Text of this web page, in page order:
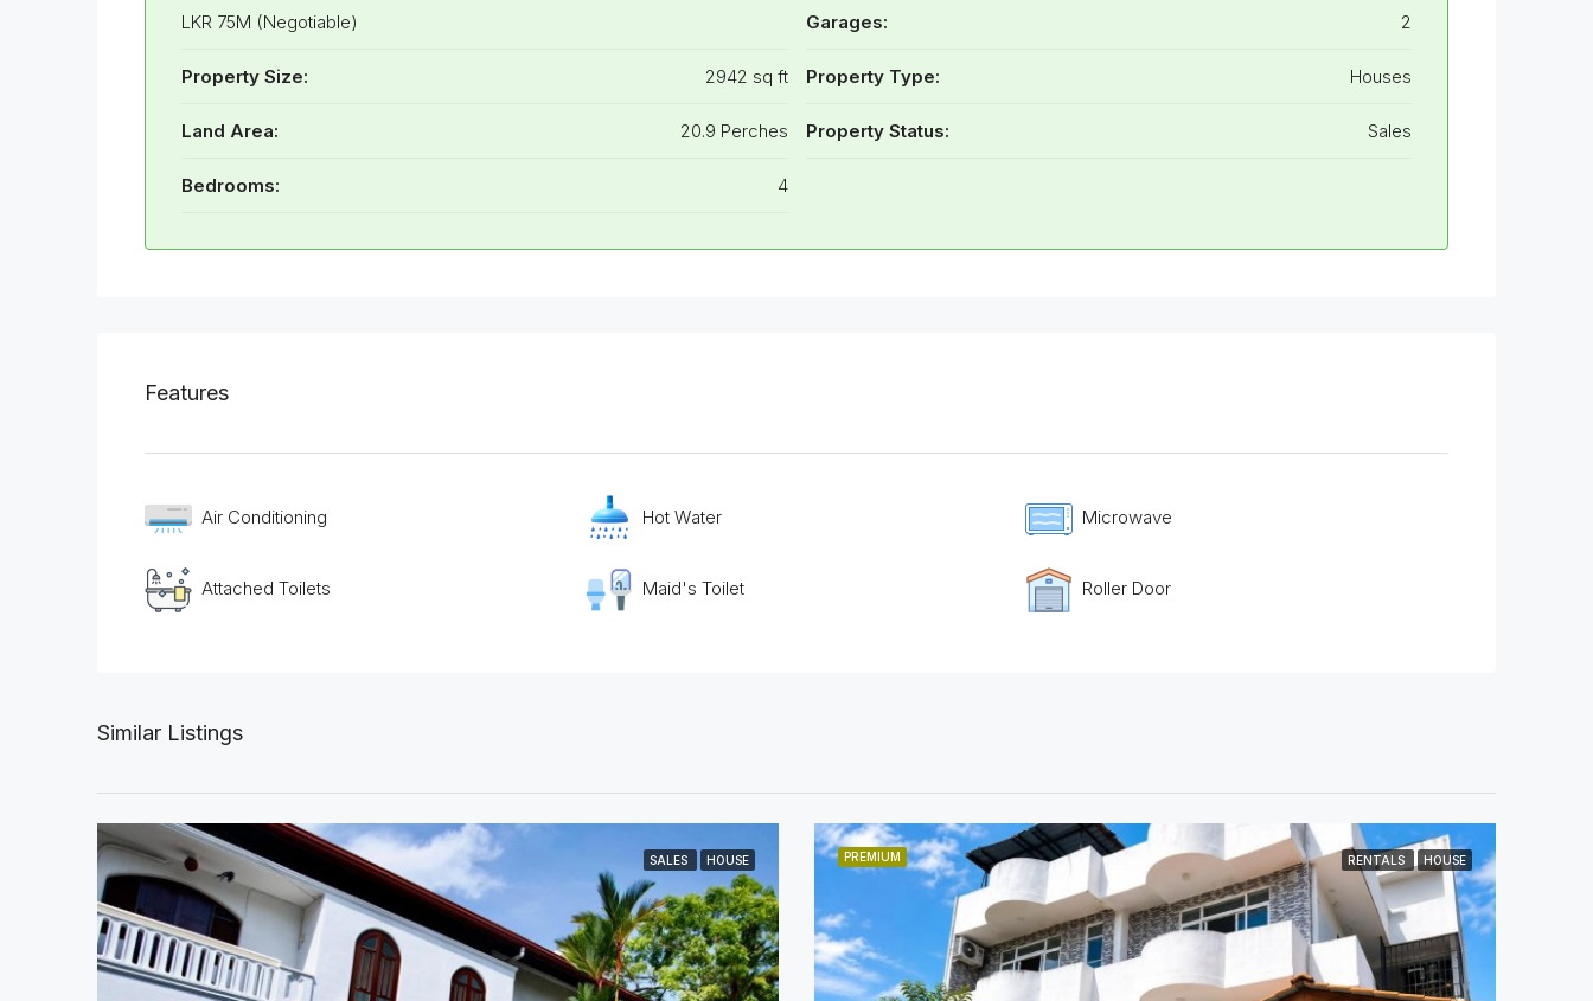
LKR 75M (Negotiable)
Property Size: 2942 sq ft
Land Area: 20.9 Perches
Bedrooms: 4
Garages: 2
Property Type: Houses
Property Status: Sales
Features
Air Conditioning
Attached Toilets
Hot Water
Maid's Toilet
Microwave
Roller Door
Similar Listings
SALES HOUSE PREMIUM RENTALS HOUSE